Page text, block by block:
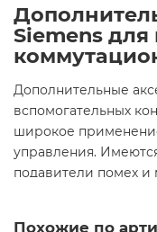
Siemens
Дополнительные
вспомогательных
широкое
управления.
подавители помех и
Похожие по